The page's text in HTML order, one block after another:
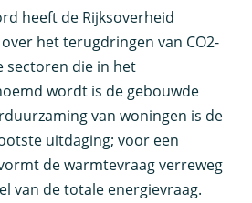
heeft de Rijksoverheid
het terugdringen van CO2-
sectoren die in het
wordt is de gebouwde
van woningen is de
uitdaging; voor een
de warmtevraag verreweg
van de totale energievraag.